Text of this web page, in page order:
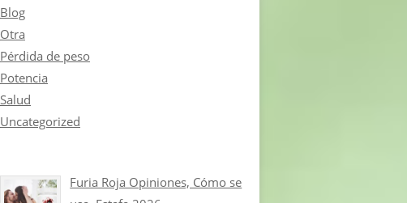
Blog
Otra
Pérdida de peso
Potencia
Salud
Uncategorized
Furia Roja Opiniones, Cómo se